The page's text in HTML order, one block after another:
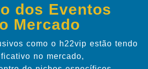
dos Eventos
Mercado
como o h22vip estão tendo
no mercado,